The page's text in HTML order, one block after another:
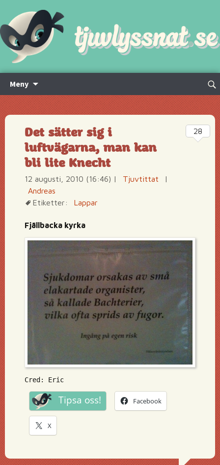
Meny
innehåll
Sök
Det sätter sig i
luftvägarna, man kan
bli lite Knecht
12 augusti, 2010 (16:46) | Tjuvtittat
|
Andreas
Etiketter:
Lappar
Fjällbacka kyrka
Cred: Eric
Tipsa oss! Facebook
X
28